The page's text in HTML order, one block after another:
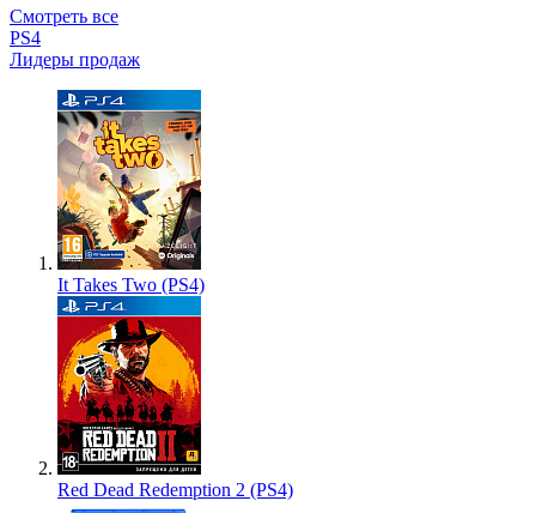
Смотреть все
PS4
Лидеры продаж
It Takes Two (PS4)
Red Dead Redemption 2 (PS4)